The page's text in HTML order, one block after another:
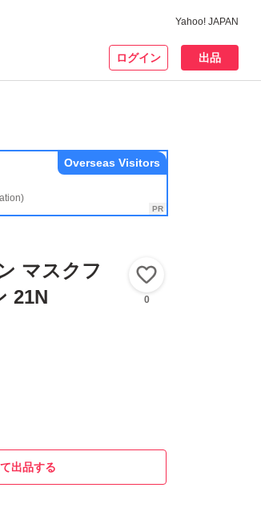
Yahoo! JAPAN
ログイン 出品
Overseas Visitors
マスクフ
21N
0
出品する